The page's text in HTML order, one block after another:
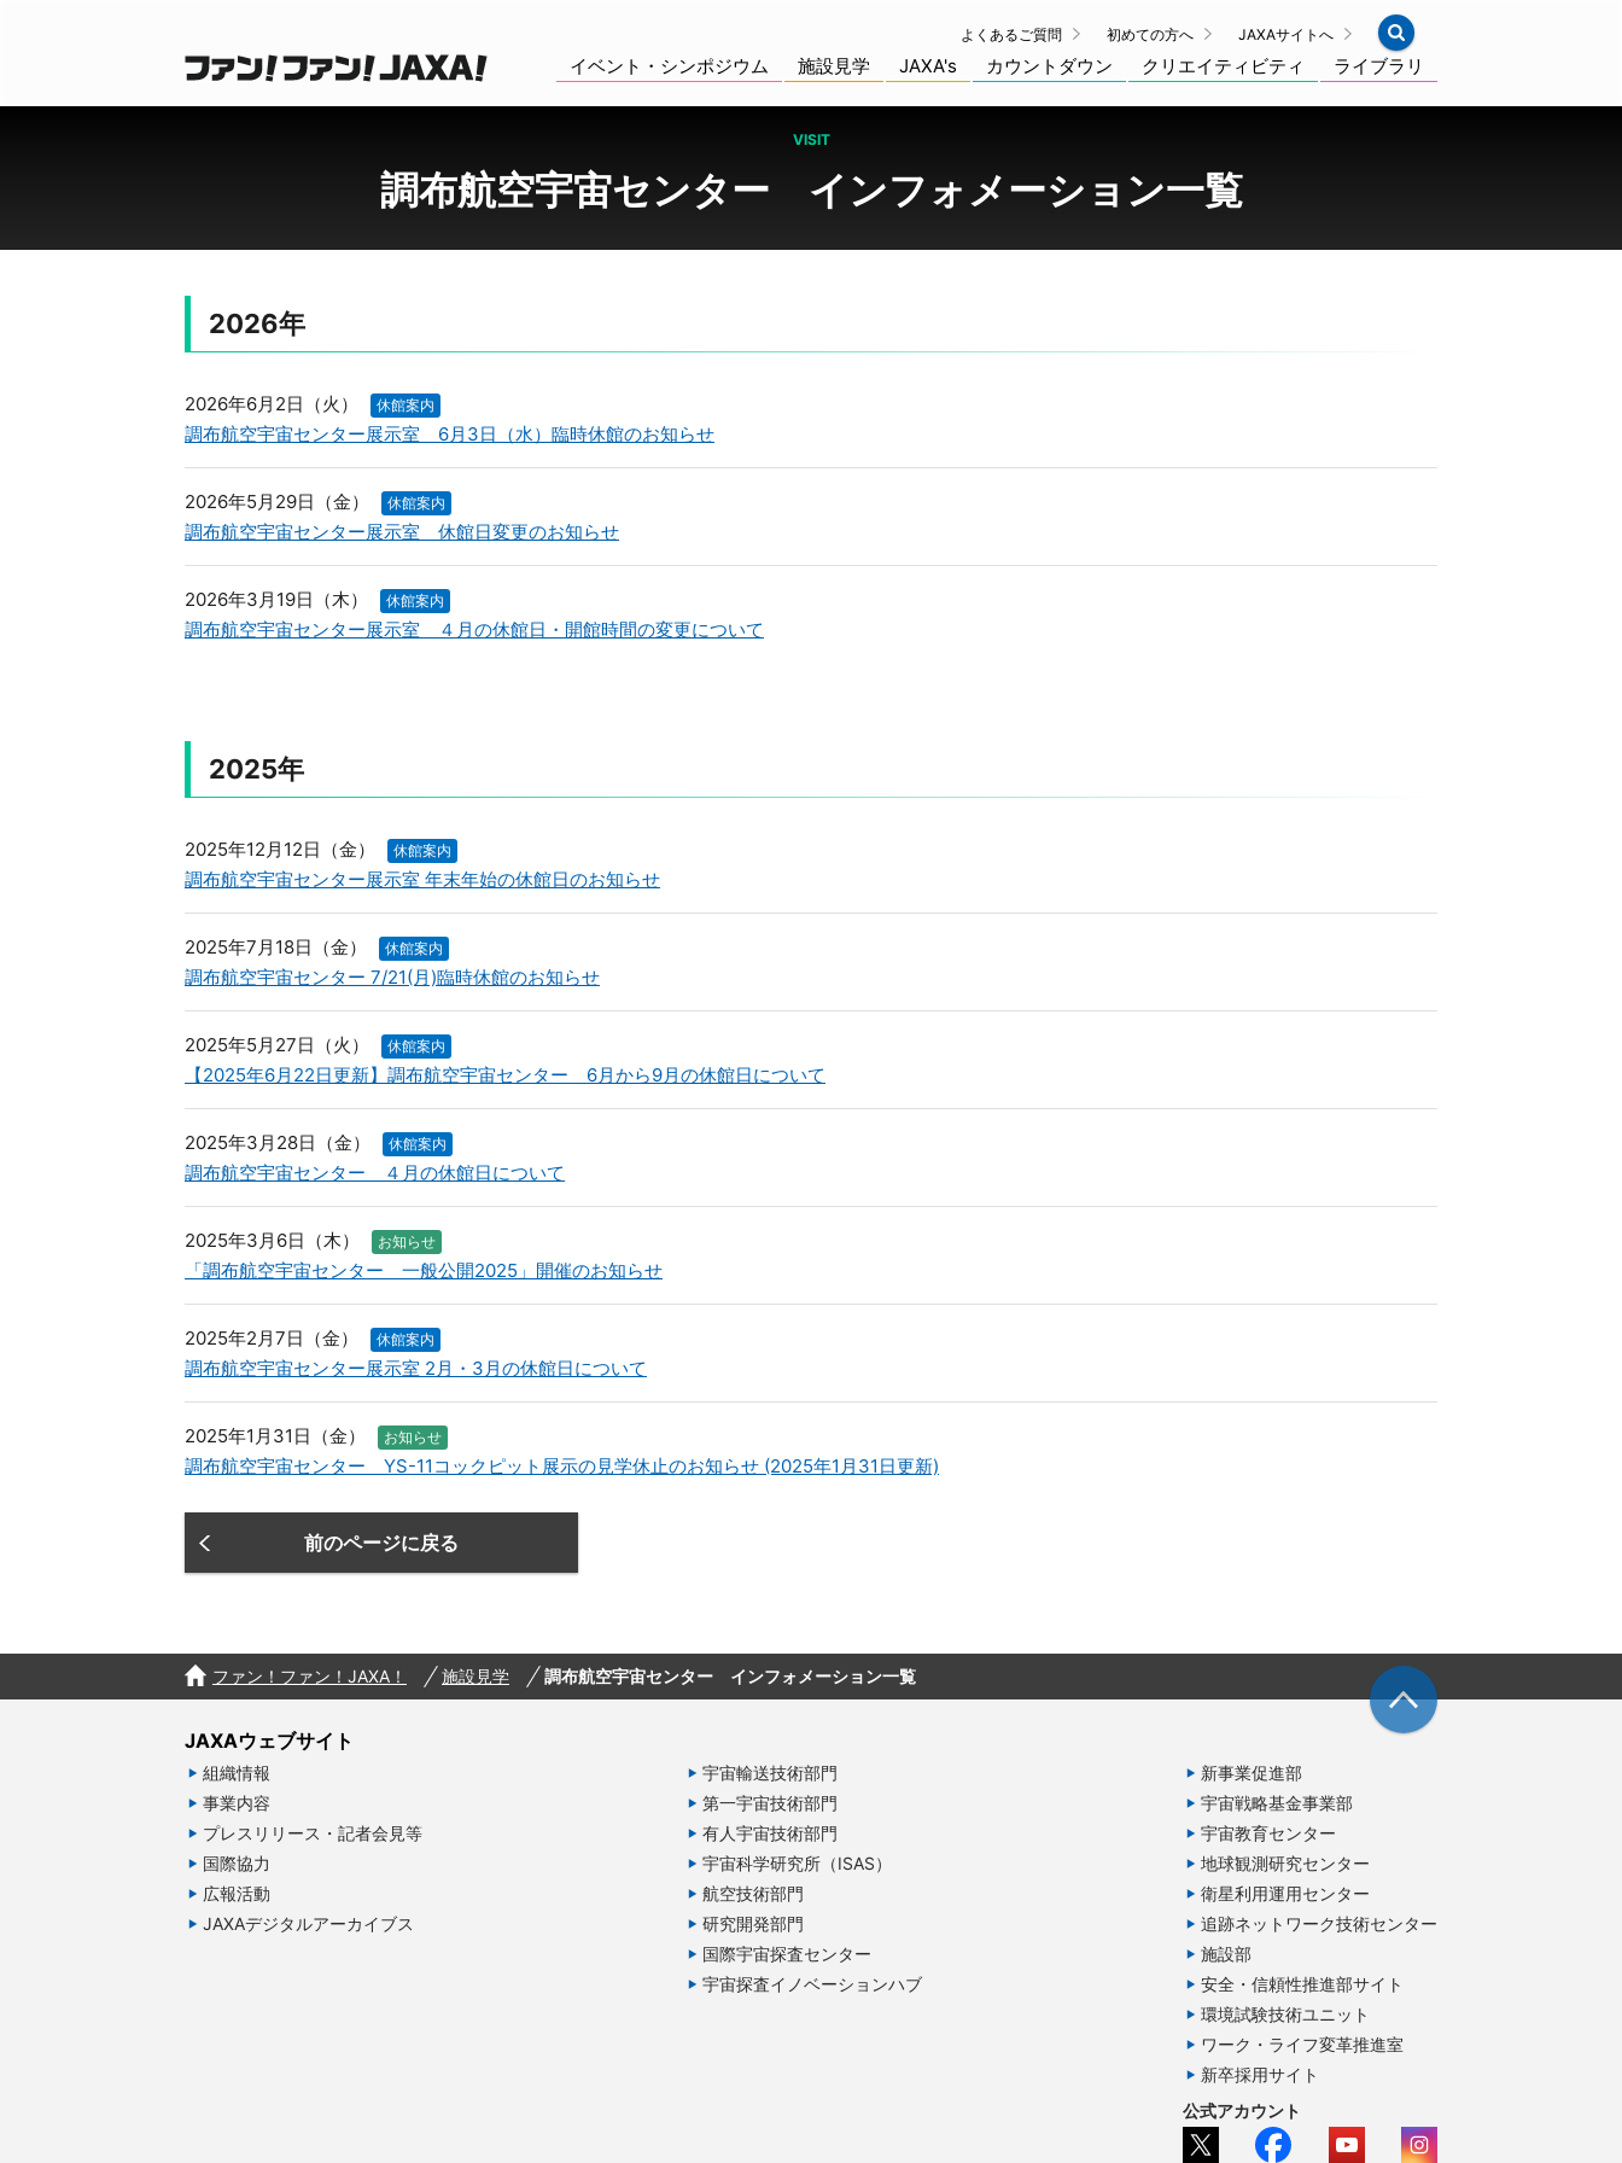
よくあるご質問 初めての方へ JAXAサイトへ
イベント・シンポジウム 施設見学 JAXA's カウントダウン クリエイティビティ ライブラリ
VISIT
調布航空宇宙センター インフォメーション一覧
2026年
2026年6月2日（火） 休館案内
調布航空宇宙センター展示室 6月3日（水）臨時休館のお知らせ
2026年5月29日（金） 休館案内
調布航空宇宙センター展示室 休館日変更のお知らせ
2026年3月19日（木） 休館案内
調布航空宇宙センター展示室 ４月の休館日・開館時間の変更について
2025年
2025年12月12日（金） 休館案内
調布航空宇宙センター展示室 年末年始の休館日のお知らせ
2025年7月18日（金） 休館案内
調布航空宇宙センター 7/21(月)臨時休館のお知らせ
2025年5月27日（火） 休館案内
【2025年6月22日更新】調布航空宇宙センター 6月から9月の休館日について
2025年3月28日（金） 休館案内
調布航空宇宙センター ４月の休館日について
2025年3月6日（木） お知らせ
「調布航空宇宙センター 一般公開2025」開催のお知らせ
2025年2月7日（金） 休館案内
調布航空宇宙センター展示室 2月・3月の休館日について
2025年1月31日（金） お知らせ
調布航空宇宙センター YS-11コックピット展示の見学休止のお知らせ (2025年1月31日更新)
前のページに戻る
ファン！ファン！JAXA！ 施設見学 調布航空宇宙センター インフォメーション一覧
JAXAウェブサイト
組織情報
事業内容
プレスリリース・記者会見等
国際協力
広報活動
JAXAデジタルアーカイブス
宇宙輸送技術部門
第一宇宙技術部門
有人宇宙技術部門
宇宙科学研究所（ISAS）
航空技術部門
研究開発部門
国際宇宙探査センター
宇宙探査イノベーションハブ
新事業促進部
宇宙戦略基金事業部
宇宙教育センター
地球観測研究センター
衛星利用運用センター
追跡ネットワーク技術センター
施設部
安全・信頼性推進部サイト
環境試験技術ユニット
ワーク・ライフ変革推進室
新卒採用サイト
公式アカウント